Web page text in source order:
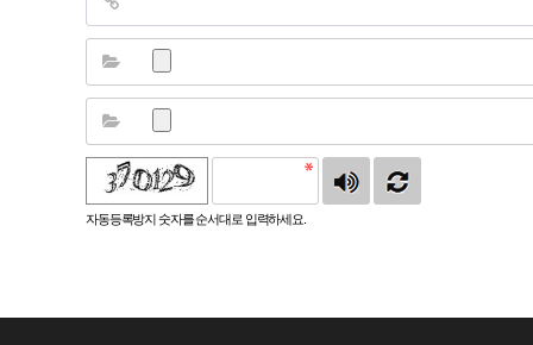
자동등록방지 숫자를 순서대로 입력하세요.